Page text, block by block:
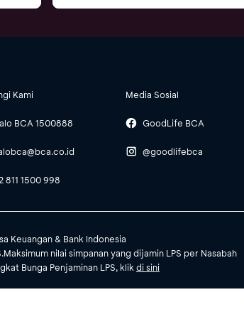
Kami
BCA 1500888
811 1500 998
Media Sosial
GoodLife BCA
@goodlifebca
Keuangan & Bank Indonesia
nilai simpanan yang dijamin LPS per Nasabah
Bunga Penjaminan LPS, klikdi sini